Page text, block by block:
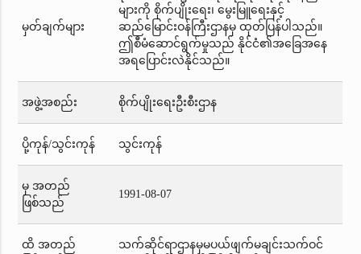
မှတ်ချက်များ
များကို စိုက်ပျိုးရေး၊ မွေးမြူရေးနှင့်
ဆည်မြောင်းဝန်ကြီးဌာနမှ ထုတ်ပြန်ပါသည်။
ဤစီမံဆောင်ရွက်မှုသည် နိုင်ငံ၏အခြေအနေ
အရပြောင်းလဲနိုင်သည်။
အဖွဲ့အစည်း စိုက်ပျိုးရေးဦးစီးဌာန
ပို့ကုန်/သွင်းကုန် သွင်းကုန်
မှ အတည်
ဖြစ်သည်
1991-08-07
ထိ အတည်
သက်ဆိုင်ရာဌာနမှမပယ်ဖျက်မချင်းသက်ဝင်